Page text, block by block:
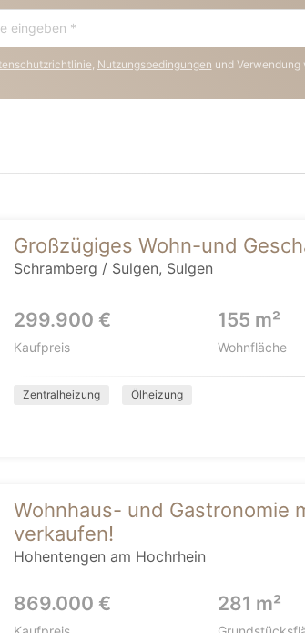
, Nutzungsbedingungen und
Großzügiges Wohn-und
Schramberg / Sulgen, Sulgen
299.900 €
Kaufpreis
155 m²
Wohnfläche
Zentralheizung
Ölheizung
Wohnhaus- und Gastronomie
verkaufen!
Hohentengen am Hochrhein
869.000 € 281 m²